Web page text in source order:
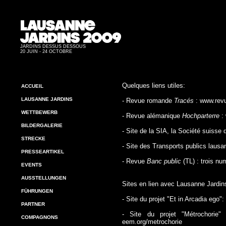
JARDINS DESSUS DESSOUS
20 JUIN - 24 OCTOBRE
ACCUEIL
LAUSANNE JARDINS
WETTBEWERB
BILDERGALERIE
STRECKE
PRESSEARTIKEL
EVENTS
AUSSTELLUNGEN
FÜHRUNGEN
PARTNER
COMPAGNONS
Quelques liens utiles:
- Revue romande Tracés :
- Revue alémanique Hochparterre :
- Site de la SIA, la Société suisse
- Site des Transports publics
- Revue Banc public (TL) : trois
Sites en lien avec Lausanne
- Site du projet "Et in Arcadia ego":
- Site du projet "Métrochorie"
eem.org/metrochorie